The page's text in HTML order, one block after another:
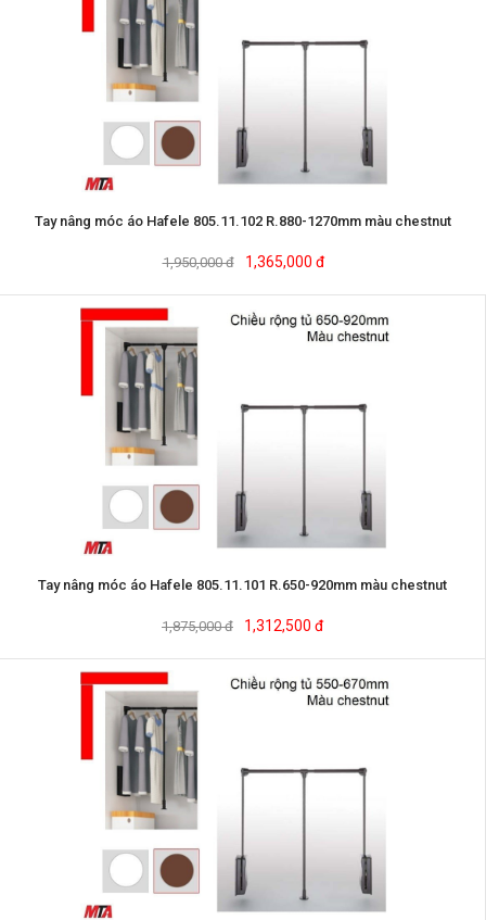
Tay nâng móc áo Hafele 805.11.102 R.880-1270mm màu chestnut
1,950,000 đ 1,365,000 đ
Tay nâng móc áo Hafele 805.11.101 R.650-920mm màu chestnut
1,875,000 đ 1,312,500 đ